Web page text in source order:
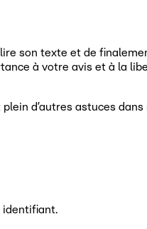
son texte et de
à votre avis et à la
d’autres astuces
identifiant.